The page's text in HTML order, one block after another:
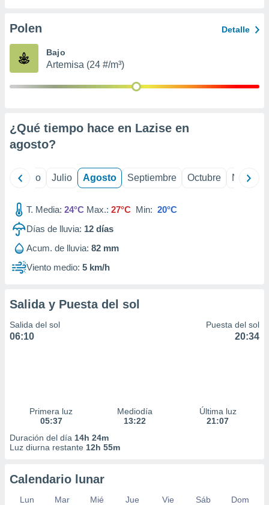
e
mediante
publicidad
publicidad
de
Polen Detalle
Bajo
Artemisa (24 #/m³)
¿Qué tiempo hace en Lazise en
agosto?
Junio Julio Agosto Septiembre Octubre
T. Media: 24°C Max.: 27°C Min: 20°C
Días de lluvia: 12 días
Acum. de lluvia: 82 mm
Viento medio: 5 km/h
Salida y Puesta del sol
Salida del sol
06:10
Puesta del sol
20:34
Primera luz
05:37
Mediodía
13:22
Última luz
21:07
Duración del día 14h 24m
Luz diurna restante 12h 55m
Calendario lunar
Lun Mar Mié Jue Vie Sáb
Dom